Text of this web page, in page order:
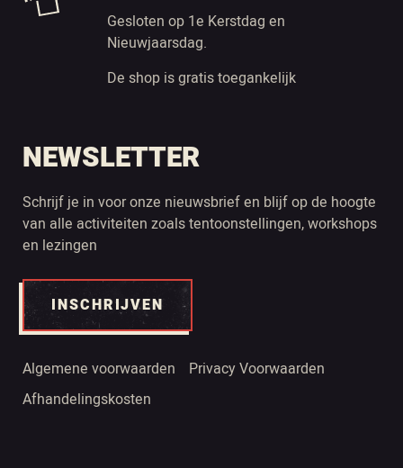
Gesloten op 1e Kerstdag en
Nieuwjaarsdag.
De shop is gratis toegankelijk
NEWSLETTER
Schrijf je in voor onze nieuwsbrief en blijf op de hoogte
van alle activiteiten zoals tentoonstellingen, workshops
en lezingen
INSCHRIJVEN
Algemene voorwaarden
Privacy Voorwaarden
Afhandelingskosten